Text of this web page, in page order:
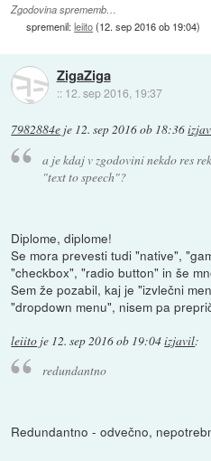
Zgodovina sprememb…
spremenil:leiito(12. sep 2016 ob 19:04)
ZigaZiga
:: 12. sep 2016, 19:37
7982884e je 12. sep 2016 ob 18:36
a je kdaj v zgodovini nekdo res
"text to speech"?
Diplome, diplome!
Se mora prevesti tudi "native",
"checkbox", "radio button" in še
Sem že pozabil, kaj je "izvlečni
"dropdown menu", nisem pa
leiito je 12. sep 2016 ob 19:04izjavil:
redundantno
Redundantno - odvečno,